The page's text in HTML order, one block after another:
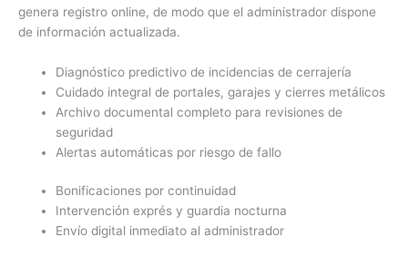
genera registro online, de modo que el administrador dispone
de información actualizada.
Diagnóstico predictivo de incidencias de cerrajería
Cuidado integral de portales, garajes y cierres metálicos
Archivo documental completo para revisiones de
seguridad
Alertas automáticas por riesgo de fallo
Bonificaciones por continuidad
Intervención exprés y guardia nocturna
Envío digital inmediato al administrador